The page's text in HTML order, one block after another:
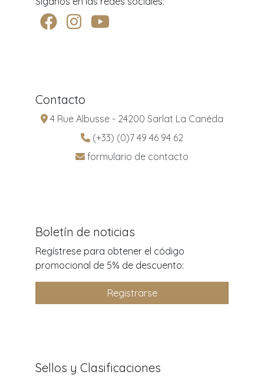
Contacto
4 Rue Albusse - 24200 Sarlat La Canéda
(+33) (0)7 49 46 94 62
formulario de contacto
Boletín de noticias
Regístrese para obtener el código
promocional de 5% de descuento:
Registrarse
Sellos y Clasificaciones